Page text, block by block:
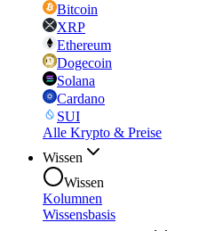
Bitcoin
XRP
Ethereum
Dogecoin
Solana
Cardano
SUI
Alle Krypto & Preise
Wissen
Wissen
Kolumnen
Wissensbasis